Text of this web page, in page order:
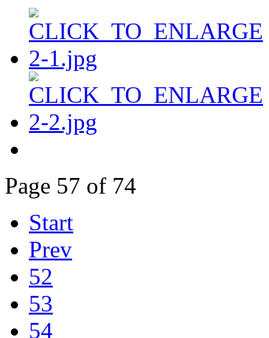
Page 57 of 74
Start
Prev
52
53
54